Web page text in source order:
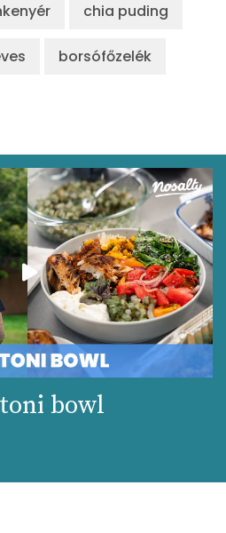
chia puding
borsófőzelék
bowl